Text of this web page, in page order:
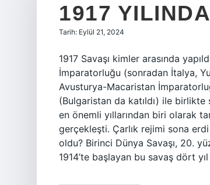
1917
Tarih: Eylül 21, 2024
1917 Savaşı kimler arasında
İmparatorluğu (sonradan İtalya,
Avusturya-Macaristan
(Bulgaristan da katıldı) ile birlikte
en önemli yıllarından biri olarak
gerçekleşti. Çarlık rejimi sona
oldu? Birinci Dünya Savaşı, 20.
1914’te başlayan bu savaş dört